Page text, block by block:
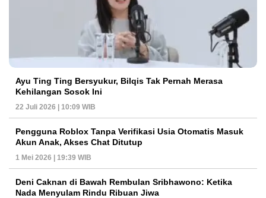
Ayu Ting Ting Bersyukur, Bilqis Tak Pernah Merasa
Kehilangan Sosok Ini
22 Juli 2026 | 10:09 WIB
Pengguna Roblox Tanpa Verifikasi Usia Otomatis Masuk
Akun Anak, Akses Chat Ditutup
1 Mei 2026 | 19:39 WIB
Deni Caknan di Bawah Rembulan Sribhawono: Ketika
Nada Menyulam Rindu Ribuan Jiwa